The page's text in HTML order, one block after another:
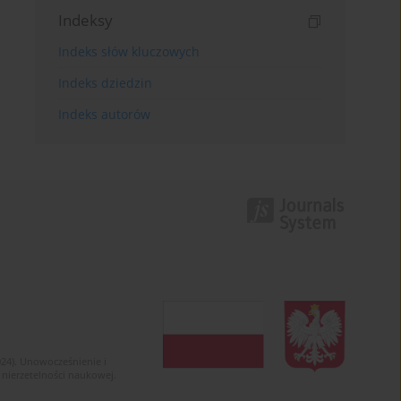
Indeksy
Indeks słów kluczowych
Indeks dziedzin
Indeks autorów